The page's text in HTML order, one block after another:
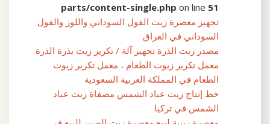
parts/content-single.php on line 51
تجهيز معصرة زيت الفول السوداني واللوز والفول
السوداني في العراق
مصدر زيت الذرة تجهيز آلة / تكرير زيت بذرة الذرة
معمل تكرير زيوت الطعام ، معمل تكرير زيوت
الطعام في المملكة العربية السعودية
خط إنتاج زيت عباد الشمس مصفاة زيت عباد
الشمس في تركيا